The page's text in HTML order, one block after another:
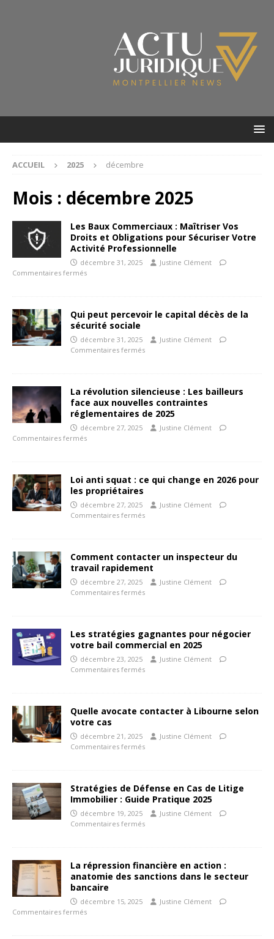
ACCUEIL 2025 décembre
Mois : décembre 2025
Les Baux Commerciaux : Maîtriser Vos
Droits et Obligations pour Sécuriser Votre
Activité Professionnelle
décembre 31, 2025
Justine Clément
Commentaires fermés
Qui peut percevoir le capital décès de la
sécurité sociale
décembre 31, 2025
Justine Clément
Commentaires fermés
La révolution silencieuse : Les bailleurs
face aux nouvelles contraintes
réglementaires de 2025
décembre 27, 2025
Justine Clément
Commentaires fermés
Loi anti squat : ce qui change en 2026 pour
les propriétaires
décembre 27, 2025
Justine Clément
Commentaires fermés
Comment contacter un inspecteur du
travail rapidement
décembre 27, 2025
Justine Clément
Commentaires fermés
Les stratégies gagnantes pour négocier
votre bail commercial en 2025
décembre 23, 2025
Justine Clément
Commentaires fermés
Quelle avocate contacter à Libourne selon
votre cas
décembre 21, 2025
Justine Clément
Commentaires fermés
Stratégies de Défense en Cas de Litige
Immobilier : Guide Pratique 2025
décembre 19, 2025
Justine Clément
Commentaires fermés
La répression financière en action :
anatomie des sanctions dans le secteur
bancaire
décembre 15, 2025
Justine Clément
Commentaires fermés